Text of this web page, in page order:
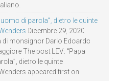
uomo di parola”, dietro le quinte
Dicembre 29, 2020
monsignor Dario Edoardo
The post LEV: “Papa
dietro le quinte
appeared first on